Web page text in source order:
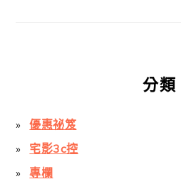
分類
優惠祕笈
宅影3c控
專欄